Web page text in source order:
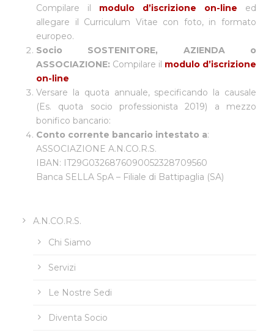
Compilare il modulo d’iscrizione on-line ed
allegare il Curriculum Vitae con foto, in formato
europeo.
Socio SOSTENITORE, AZIENDA o
ASSOCIAZIONE: Compilare il modulo d’iscrizione
on-line
Versare la quota annuale, specificando la causale
(Es. quota socio professionista 2019) a mezzo
bonifico bancario:
Conto corrente bancario intestato a:
ASSOCIAZIONE A.N.CO.R.S.
IBAN: IT29G0326876090052328709560
Banca SELLA SpA – Filiale di Battipaglia (SA)
A.N.CO.R.S.
Chi Siamo
Servizi
Le Nostre Sedi
Diventa Socio